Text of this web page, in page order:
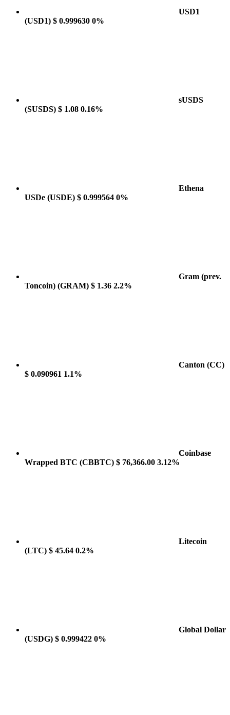
USD1
(USD1) $ 0.999630 0%
sUSDS
(SUSDS) $ 1.08 0.16%
Ethena
USDe (USDE) $ 0.999564 0%
Gram (prev.
Toncoin) (GRAM) $ 1.36 2.2%
Canton (CC)
$ 0.090961 1.1%
Coinbase
Wrapped BTC (CBBTC) $ 76,366.00 3.12%
Litecoin
(LTC) $ 45.64 0.2%
Global Dollar
(USDG) $ 0.999422 0%